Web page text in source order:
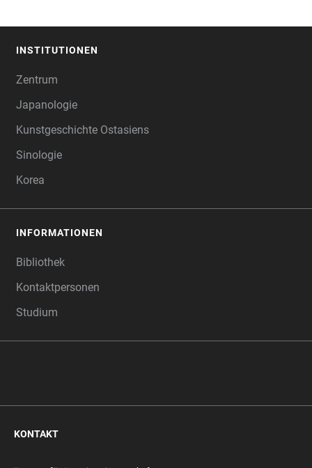
INSTITUTIONEN
Zentrum
Japanologie
Kunstgeschichte Ostasiens
Sinologie
Korea
INFORMATIONEN
Bibliothek
Kontaktpersonen
Studium
KONTAKT